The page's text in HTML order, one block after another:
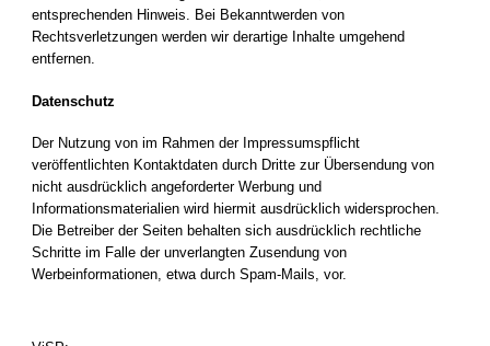
entsprechenden Hinweis. Bei Bekanntwerden von
Rechtsverletzungen werden wir derartige Inhalte umgehend
entfernen.
Datenschutz
Der Nutzung von im Rahmen der Impressumspflicht
veröffentlichten Kontaktdaten durch Dritte zur Übersendung von
nicht ausdrücklich angeforderter Werbung und
Informationsmaterialien wird hiermit ausdrücklich widersprochen.
Die Betreiber der Seiten behalten sich ausdrücklich rechtliche
Schritte im Falle der unverlangten Zusendung von
Werbeinformationen, etwa durch Spam-Mails, vor.